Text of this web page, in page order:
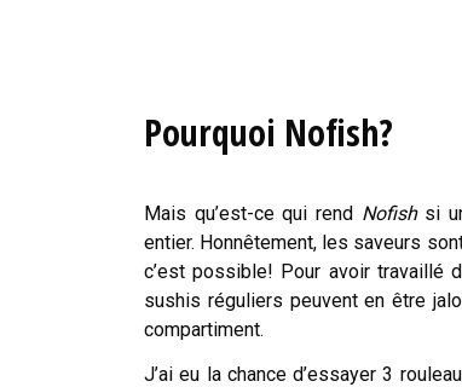
Pourquoi Nofish?
Mais qu’est-ce qui rend Nofishsi
entier. Honnêtement, les saveurs
c’est possible! Pour avoir travaillé
sushis réguliers peuvent en être
compartiment.
J’ai eu la chance d’essayer 3